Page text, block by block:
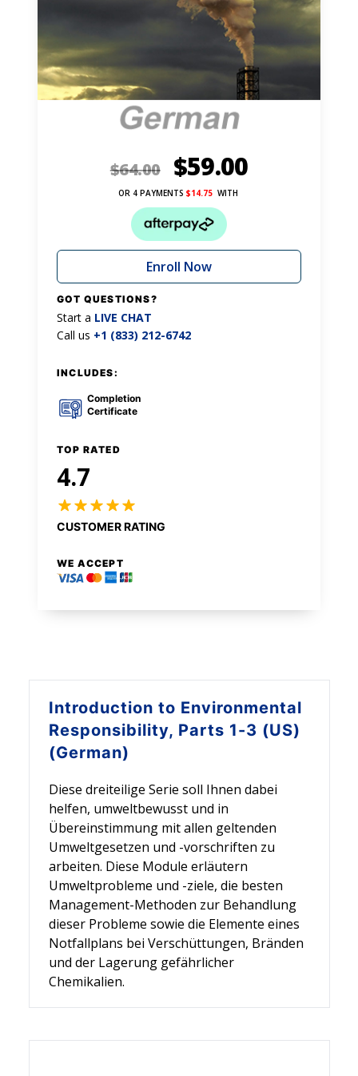
Introduction to Environmental
Responsibility, Parts 1-3 (US)
(German)
Diese dreiteilige Serie soll Ihnen dabei
helfen, umweltbewusst und in
Übereinstimmung mit allen geltenden
Umweltgesetzen und -vorschriften zu
arbeiten. Diese Module erläutern
Umweltprobleme und -ziele, die besten
Management-Methoden zur Behandlung
dieser Probleme sowie die Elemente eines
Notfallplans bei Verschüttungen, Bränden
und der Lagerung gefährlicher
Chemikalien.
$64.00 $59.00
OR 4 PAYMENTS $14.75WITH
Enroll Now
GOT QUESTIONS?
Start a LIVE CHAT
Call us +1 (833) 212-6742
INCLUDES:
Completion
Certificate
TOP RATED
4.7
CUSTOMER RATING
WE ACCEPT